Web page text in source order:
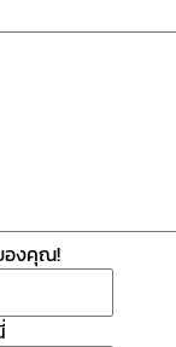
องคุณ!